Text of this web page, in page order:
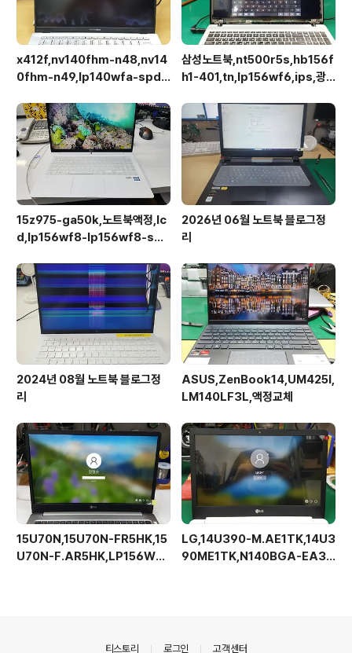
x412f,nv140fhm-n48,nv14
0fhm-n49,lp140wfa-spd1,
삼성노트북,nt500r5s,hb156f
h1-401,tn,lp156wf6,ips,광
15z975-ga50k,노트북액정,lc
d,lp156wf8-lp156wf8-spa
2026년 06월 노트북 블로그정
리
2024년 08월 노트북 블로그정
리
ASUS,ZenBook14,UM425I,
LM140LF3L,액정교체
15U70N,15U70N-FR5HK,15
U70N-F.AR5HK,LP156WF
LG,14U390-M.AE1TK,14U3
90ME1TK,N140BGA-EA3,
티스토리 로그인 고객센터